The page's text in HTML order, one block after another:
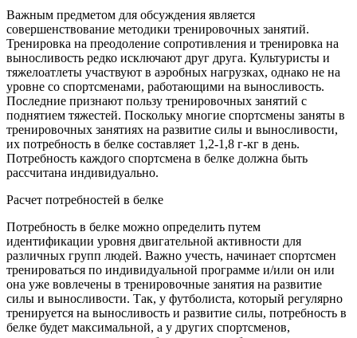
Важным предметом для обсуждения является
совершенствование методики тренировочных занятий.
Тренировка на преодоление сопротивления и тренировка на
выносливость редко исключают друг друга. Культуристы и
тяжелоатлеты участвуют в аэробных нагрузках, однако не на
уровне со спортсменами, работающими на выносливость.
Последние признают пользу тренировочных занятий с
поднятием тяжестей. Поскольку многие спортсмены заняты в
тренировочных занятиях на развитие силы и выносливости,
их потребность в белке составляет 1,2-1,8 г-кг в день.
Потребность каждого спортсмена в белке должна быть
рассчитана индивидуально.
Расчет потребностей в белке
Потребность в белке можно определить путем
идентификации уровня двигательной активности для
различных групп людей. Важно учесть, начинает спортсмен
тренироваться по индивидуальной программе и/или он или
она уже вовлечены в тренировочные занятия на развитие
силы и выносливости. Так, у футболиста, который регулярно
тренируется на выносливость и развитие силы, потребность в
белке будет максимальной, а у других спортсменов,